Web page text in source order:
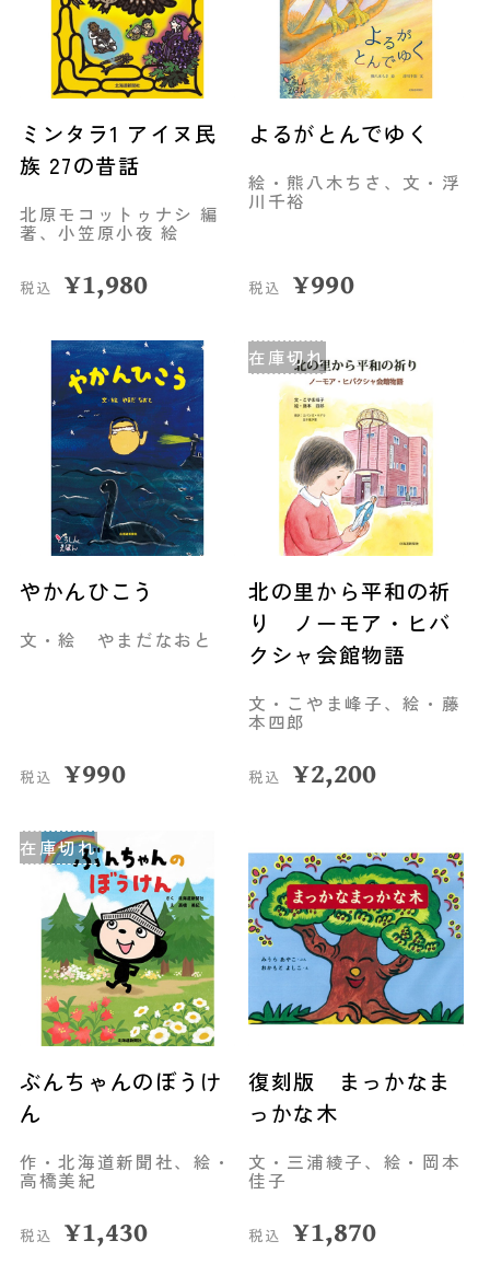
ミンタラ1 アイヌ民
族 27の昔話
北原モコットゥナシ 編
著、小笠原小夜 絵
税込 ¥1,980
よるがとんでゆく
絵・熊八木ちさ、文・浮
川千裕
税込 ¥990
やかんひこう
文・絵 やまだなおと
税込 ¥990
在庫切れ
北の里から平和の祈
り ノーモア・ヒバ
クシャ会館物語
文・こやま峰子、絵・藤
本四郎
税込 ¥2,200
在庫切れ
ぶんちゃんのぼうけ
ん
作・北海道新聞社、絵・
高橋美紀
税込 ¥1,430
復刻版 まっかなま
っかな木
文・三浦綾子、絵・岡本
佳子
税込 ¥1,870